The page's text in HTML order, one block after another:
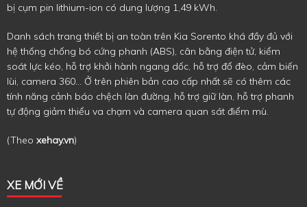
bị cụm pin lithium-ion có dung lượng 1,49 kWh.
Danh sách trang thiết bị an toàn trên Kia Sorento khá đầy đủ với
hệ thống chống bó cứng phanh (ABS), cân bằng điện tử, kiểm
soát lực kéo, hỗ trợ khởi hành ngang dốc, hỗ trợ đổ đèo, cảm biến
lùi, camera 360… Ở trên phiên bản cao cấp nhất sẽ có thêm các
tính năng cảnh báo chệch làn đường, hỗ trợ giữ làn, hỗ trợ phanh
tự động giảm thiểu va chạm và camera quan sát điểm mù.
(Theo xehay.vn)
XE MỚI VỀ